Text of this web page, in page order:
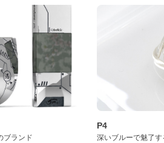
ブランド
P4
深いブルーで魅了